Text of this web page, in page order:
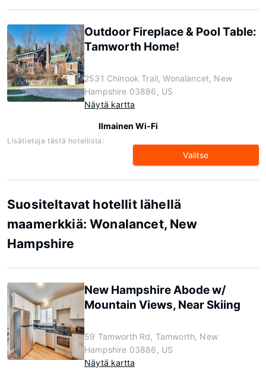
Outdoor Fireplace & Pool Table:
Tamworth Home!
2531 Chinook Trail, Wonalancet, New
Hampshire 03886, US
Näytä kartta
Ilmainen Wi-Fi
Lisätietoja tästä hotellista:
Valitse
Suositeltavat hotellit lähellä
maamerkkiä: Wonalancet, New
Hampshire
New Hampshire Abode w/
Mountain Views, Near Skiing
59 Tamworth Rd, Tamworth, New
Hampshire 03886, US
Näytä kartta